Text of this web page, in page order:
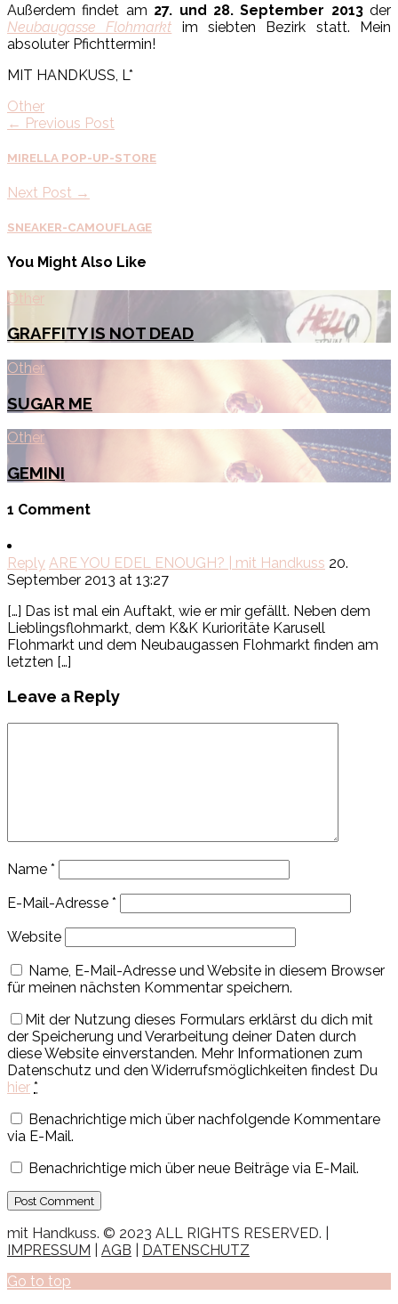
Außerdem findet am 27. und 28. September 2013der
Neubaugasse Flohmarkt im siebten Bezirk statt. Mein
absoluter Pfichttermin!
MIT HANDKUSS, L*
Other
← Previous Post
MIRELLA POP-UP-STORE
Next Post →
SNEAKER-CAMOUFLAGE
You Might Also Like
Other
GRAFFITY IS NOT DEAD
Other
SUGAR ME
Other
GEMINI
1 Comment
Reply ARE YOU EDEL ENOUGH? | mit Handkuss 20.
September 2013 at 13:27
[…] Das ist mal ein Auftakt, wie er mir gefällt. Neben dem
Lieblingsflohmarkt, dem K&K Kurioritäte Karusell
Flohmarkt und dem Neubaugassen Flohmarkt finden am
letzten […]
Leave a Reply
Name *
E-Mail-Adresse *
Website
Name, E-Mail-Adresse und Website in diesem Browser
für meinen nächsten Kommentar speichern.
Mit der Nutzung dieses Formulars erklärst du dich mit
der Speicherung und Verarbeitung deiner Daten durch
diese Website einverstanden. Mehr Informationen zum
Datenschutz und den Widerrufsmöglichkeiten findest Du
hier *
Benachrichtige mich über nachfolgende Kommentare
via E-Mail.
Benachrichtige mich über neue Beiträge via E-Mail.
mit Handkuss. © 2023 ALL RIGHTS RESERVED. |
IMPRESSUM
AGB
DATENSCHUTZ
Go to top